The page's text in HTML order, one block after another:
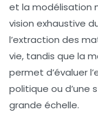
et la modélisation
vision exhaustive
l’extraction des
vie, tandis que la
permet d’évaluer
politique ou d’une
grande échelle.